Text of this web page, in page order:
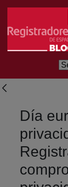
Saltar al
Día